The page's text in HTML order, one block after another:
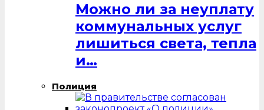
Можно ли за неуплату
коммунальных услуг
лишиться света, тепла
и…
Полиция